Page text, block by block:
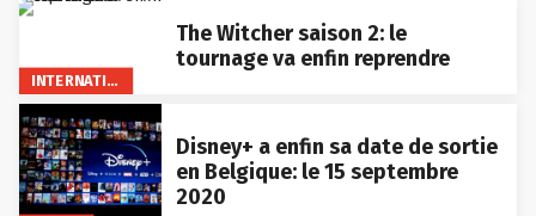
INTERNATIONAL
The Witcher saison 2: le
tournage va enfin reprendre
Disney+ a enfin sa date de sortie
en Belgique: le 15 septembre
2020